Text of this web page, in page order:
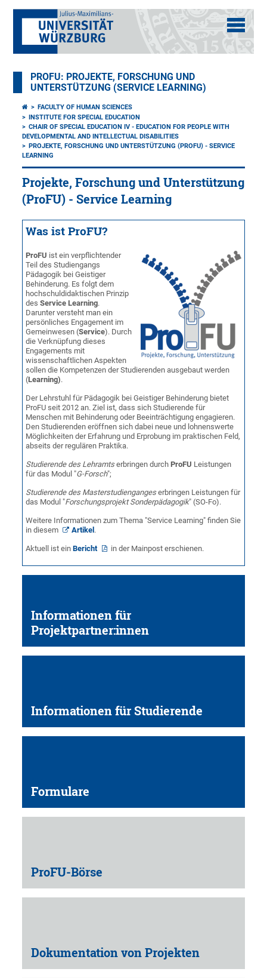
PROFU: PROJEKTE, FORSCHUNG UND
UNTERSTÜTZUNG (SERVICE LEARNING)
FACULTY OF HUMAN SCIENCES
INSTITUTE FOR SPECIAL EDUCATION
CHAIR OF SPECIAL EDUCATION IV - EDUCATION FOR PEOPLE WITH
DEVELOPMENTAL AND INTELLECTUAL DISABILITIES
PROJEKTE, FORSCHUNG UND UNTERSTÜTZUNG (PROFU) - SERVICE
LEARNING
Projekte, Forschung und Unterstützung
(ProFU) - Service Learning
Was ist ProFU?
ProFU ist ein verpflichtender
Teil des Studiengangs
Pädagogik bei Geistiger
Behinderung. Es folgt dem
hochschuldidaktischen Prinzip
desService Learning.
Darunter versteht man ein
persönliches Engagement im
Gemeinwesen (Service). Durch
die Verknüpfung dieses
Engagements mit
wissenschaftlichen Aspekten
sollen die Kompetenzen der Studierenden ausgebaut werden
(Learning).
Der Lehrstuhl für Pädagogik bei Geistiger Behinderung bietet
ProFU seit 2012 an. Ziel ist, dass sich Studierende für
Menschen mit Behinderung oder Beeinträchtigung engagieren.
Den Studierenden eröffnen sich dabei neue und lohnenswerte
Möglichkeiten der Erfahrung und Erprobung im praktischen Feld,
abseits der regulären Praktika.
Studierende des Lehramtserbringen durchProFU Leistungen
für das Modul "G-Forsch";
Studierende des Masterstudiengangeserbringen Leistungen für
das Modul "Forschungsprojekt Sonderpädagogik" (SO-Fo).
Weitere Informationen zum Thema "Service Learning" finden Sie
in diesem
Artikel .
Aktuell ist einBericht in der Mainpost erschienen.
Informationen für
Projektpartner:innen
Informationen für Studierende
Formulare
ProFU-Börse
Dokumentation von Projekten